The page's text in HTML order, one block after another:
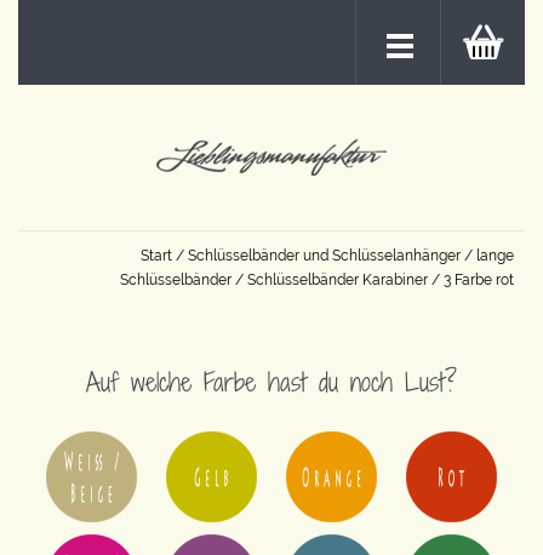
Start / Schlüsselbänder und Schlüsselanhänger / lange
Schlüsselbänder / Schlüsselbänder Karabiner / 3 Farbe rot
Auf welche Farbe hast du noch Lust?